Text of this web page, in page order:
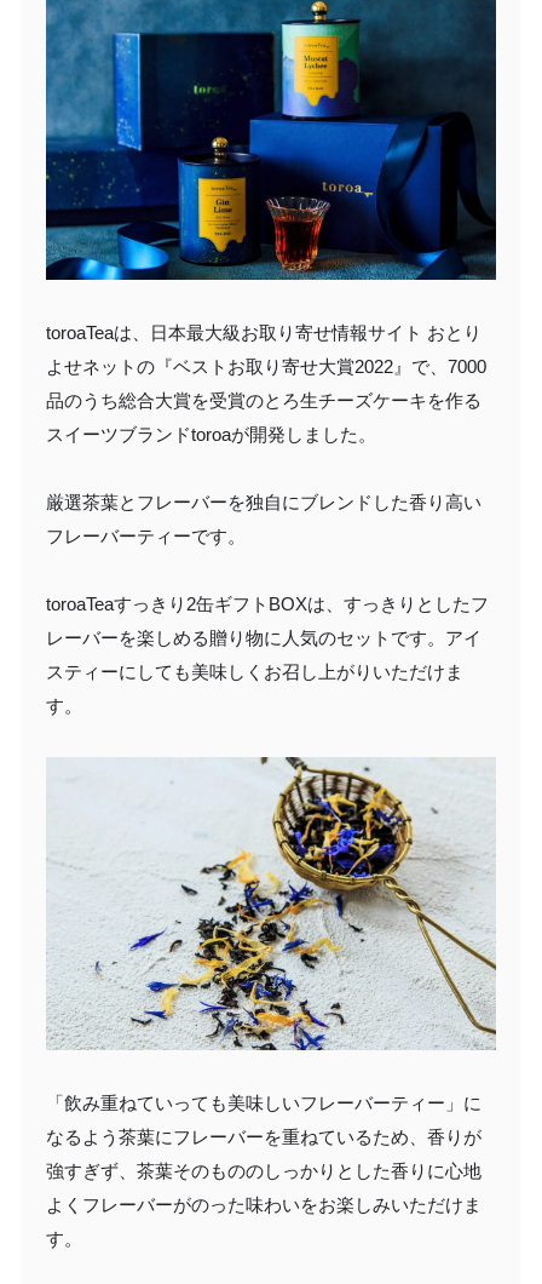
toroaTeaは、日本最大級お取り寄せ情報サイト おとり
よせネットの『ベストお取り寄せ大賞2022』で、7000
品のうち総合大賞を受賞のとろ生チーズケーキを作る
スイーツブランドtoroaが開発しました。
厳選茶葉とフレーバーを独自にブレンドした香り高い
フレーバーティーです。
toroaTeaすっきり2缶ギフトBOXは、すっきりとしたフ
レーバーを楽しめる贈り物に人気のセットです。アイ
スティーにしても美味しくお召し上がりいただけま
す。
「飲み重ねていっても美味しいフレーバーティー」に
なるよう茶葉にフレーバーを重ねているため、香りが
強すぎず、茶葉そのもののしっかりとした香りに心地
よくフレーバーがのった味わいをお楽しみいただけま
す。